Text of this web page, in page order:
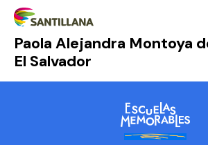
Paola Alejandra Montoya
El Salvador